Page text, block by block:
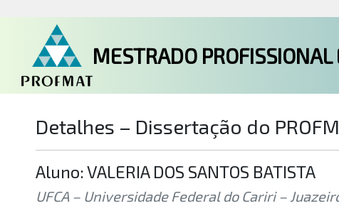
MESTRADO
Detalhes – Dissertação do
Aluno: VALERIA DOS SANTOS BATISTA
UFCA – Universidade Federal do Cariri –